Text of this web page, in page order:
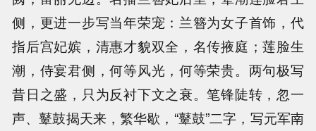
侧，更进一步写当年荣宠：兰簪为女子首饰，代
指后宫妃嫔，清惠才貌双全，名传掖庭；莲脸生
潮，侍宴君侧，何等风光，何等荣贵。两句极写
昔日之盛，只为反衬下文之衰。笔锋陡转，忽一
声、鼙鼓揭天来，繁华歇，“鼙鼓”二字，写元军南